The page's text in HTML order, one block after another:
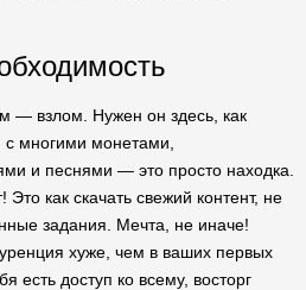
— взлом. Нужен он здесь, как
многими монетами,
и песнями — это просто находка.
как скачать свежий контент, не
задания. Мечта, не иначе!
хуже, чем в ваших первых
есть доступ ко всему, восторг